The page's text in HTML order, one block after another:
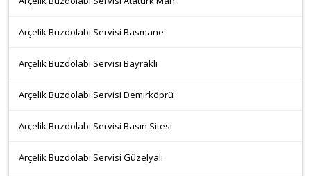
Arçelik Buzdolabı Servisi Basmane
Arçelik Buzdolabı Servisi Bayraklı
Arçelik Buzdolabı Servisi Demirköprü
Arçelik Buzdolabı Servisi Basın Sitesi
Arçelik Buzdolabı Servisi Güzelyalı